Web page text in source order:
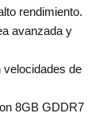
rendimiento.
avanzada y
de
8GB GDDR7